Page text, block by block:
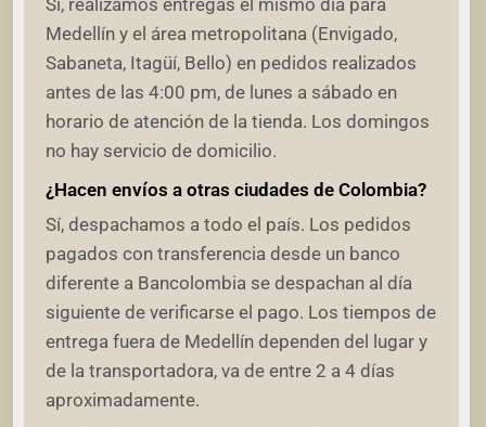
Medellín y el área metropolitana (Envigado,
Sabaneta, Itagüí, Bello) en pedidos realizados
antes de las 4:00 pm, de lunes a sábado en
horario de atención de la tienda. Los domingos
no hay servicio de domicilio.
¿Hacen envíos a otras ciudades de Colombia?
Sí, despachamos a todo el país. Los pedidos
pagados con transferencia desde un banco
diferente a Bancolombia se despachan al día
siguiente de verificarse el pago. Los tiempos de
entrega fuera de Medellín dependen del lugar y
de la transportadora, va de entre 2 a 4 días
aproximadamente.